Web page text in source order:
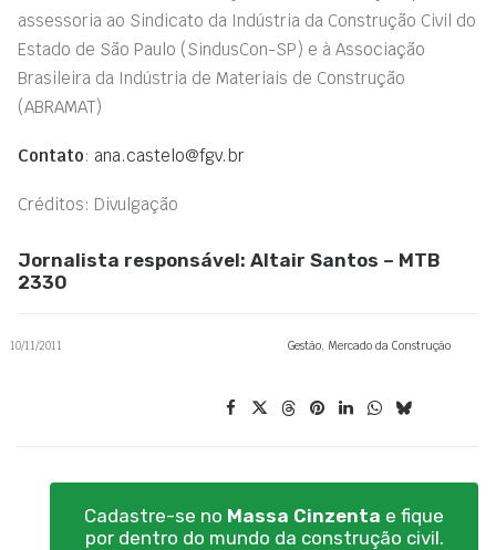
assessoria ao Sindicato da Indústria da Construção Civil do
Estado de São Paulo (SindusCon-SP) e à Associação
Brasileira da Indústria de Materiais de Construção
(ABRAMAT)
Contato: ana.castelo@fgv.br
Créditos: Divulgação
Jornalista responsável: Altair Santos – MTB
2330
10/11/2011 Gestão, Mercado da Construção
Cadastre-se no Massa Cinzenta e fique
por dentro do mundo da construção civil.